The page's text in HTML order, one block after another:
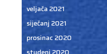
veljača 2021
siječanj 2021
prosinac 2020